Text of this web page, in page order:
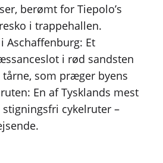
berømt for Tiepolo’s
i trappehallen.
Aschaffenburg: Et
i rød sandsten
som præger byens
En af Tysklands mest
cykelruter –